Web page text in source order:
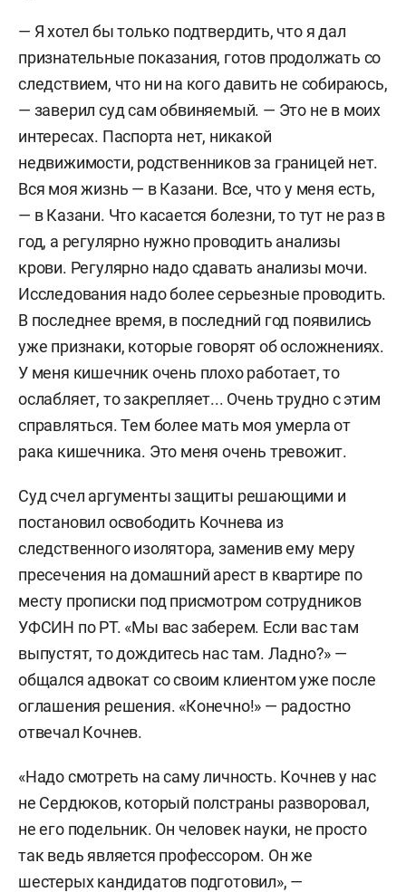
— Я хотел бы только подтвердить, что я дал
признательные показания, готов продолжать со
следствием, что ни на кого давить не собираюсь,
— заверил суд сам обвиняемый. — Это не в моих
интересах. Паспорта нет, никакой
недвижимости, родственников за границей нет.
Вся моя жизнь — в Казани. Все, что у меня есть,
— в Казани. Что касается болезни, то тут не раз в
год, а регулярно нужно проводить анализы
крови. Регулярно надо сдавать анализы мочи.
Исследования надо более серьезные проводить.
В последнее время, в последний год появились
уже признаки, которые говорят об осложнениях.
У меня кишечник очень плохо работает, то
ослабляет, то закрепляет... Очень трудно с этим
справляться. Тем более мать моя умерла от
рака кишечника. Это меня очень тревожит.
Суд счел аргументы защиты решающими и
постановил освободить Кочнева из
следственного изолятора, заменив ему меру
пресечения на домашний арест в квартире по
месту прописки под присмотром сотрудников
УФСИН по РТ. «Мы вас заберем. Если вас там
выпустят, то дождитесь нас там. Ладно?» —
общался адвокат со своим клиентом уже после
оглашения решения. «Конечно!» — радостно
отвечал Кочнев.
«Надо смотреть на саму личность. Кочнев у нас
не Сердюков, который полстраны разворовал,
не его подельник. Он человек науки, не просто
так ведь является профессором. Он же
шестерых кандидатов подготовил», —